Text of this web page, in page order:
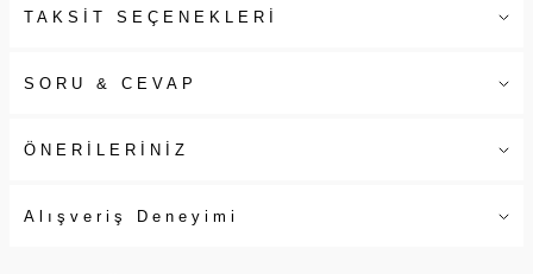
TAKSİT SEÇENEKLERİ
SORU & CEVAP
ÖNERİLERİNİZ
Alışveriş Deneyimi